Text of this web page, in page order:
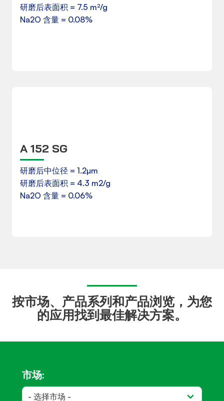
研磨后表面积 = 7.5 m²/g
Na2O 含量 = 0.08%
A 152 SG
研磨后中位径 = 1.2µm
研磨后表面积 = 4.3 m2/g
Na2O 含量 = 0.06%
按市场、产品系列和产品浏览，为您
的应用找到最佳解决方案。
市场: